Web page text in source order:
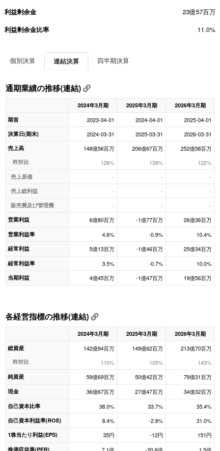
利益剰余金
23億57百万
利益剰余金比率
11.0%
個別決算 連結決算 四半期決算
通期業績の推移(連結)
2024年3月期 2025年3月期
2026年3月期
期首
2023-04-01 2024-04-01 2025-04-01
決算日(期末) 2024-03-31 2025-03-31 2026-03-31
売上高
昨対比
148億56百万
126%
206億67百万
139%
252億58百万
122%
売上原価 - - -
売上総利益 - - -
販売費及び管理費 - - -
営業利益 6億80百万 -1億77百万 26億36百万
営業利益率 4.6% -0.9% 10.4%
経常利益 5億13百万 -1億46百万 25億34百万
経常利益率 3.5% -0.7% 10.0%
当期利益 4億45百万 -1億47百万 19億56百万
各経営指標の推移(連結)
2024年3月期 2025年3月期
2026年3月期
総資産
昨対比
142億94百万
110%
149億62百万
105%
213億70百万
143%
純資産 59億69百万 50億42百万 79億31百万
現金 36億67百万 27億47百万 34億32百万
自己資本比率 38.0% 33.7% 35.4%
自己資本利益率(ROE) 8.4% -2.8% 31.0%
1株当たり利益(EPS) 35円 -12円 151円
株価収益率(PER)